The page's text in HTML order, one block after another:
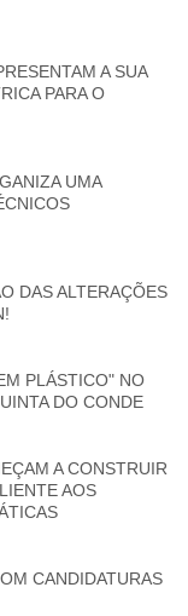
A SUA
PARA O
UMA
DAS ALTERAÇÕES
PLÁSTICO" NO
DO CONDE
A CONSTRUIR
AOS
CANDIDATURAS